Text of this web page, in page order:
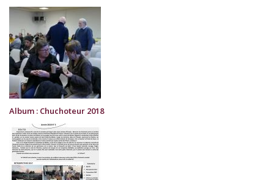
Album : Chuchoteur 2018